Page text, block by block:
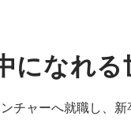
になれる
チャーへ就職し、